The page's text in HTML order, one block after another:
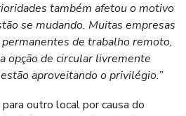
também afetou o motivo
se mudando. Muitas empresas
de trabalho remoto,
opção de circular livremente
aproveitando o privilégio.”
outro local por causa do